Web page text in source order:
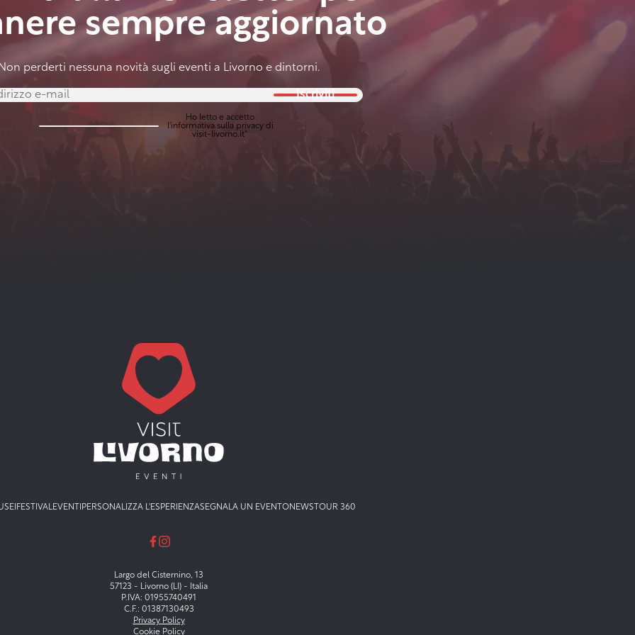
sempre aggiornato
perderti nessuna novità sugli eventi a Livorno e dintorni.
Iscriviti
Ho letto e accetto
l'informativa sulla privacydi
visit-livorno.it*
FESTIVALEVENTI PERSONALIZZA L'ESPERIENZASEGNALA UN EVENTONEWS TOUR 360
Largo del Cisternino, 13
57123 - Livorno (LI) - Italia
P.IVA: 01955740491
C.F.: 01387130493
Privacy Policy
Cookie Policy